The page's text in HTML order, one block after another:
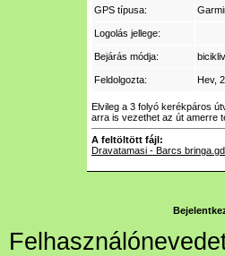
GPS típusa:
Logolás jellege:
Bejárás módja:
Feldolgozta: Hev,
Elvileg a 3 folyó kerékpáros
arra is vezethet az út amerre
A feltöltött fájl:
Dravatamasi - Barcs